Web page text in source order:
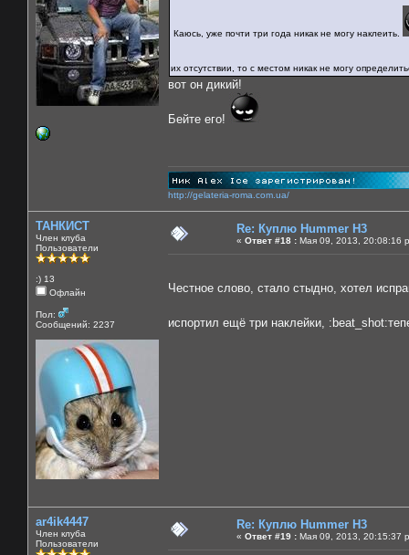
Каюсь, уже почти три года никак не могу наклеить.
их отсутствии, то с местом никак не могу
вот он дикий!
Бейте его!
http://gelateria-roma.com.ua/
ТАНКИСТ
Член клуба
Пользователи
:) 13
Офлайн
Пол:
Сообщений: 2237
Re: Куплю Hummer H3
« Ответ #18 : Мая 09, 2013, 20:08:16
Честное слово, стало стыдно, хотел
испортил ещё три наклейки,
ar4ik4447
Член клуба
Пользователи
Re: Куплю Hummer H3
« Ответ #19 : Мая 09, 2013, 20:15:37